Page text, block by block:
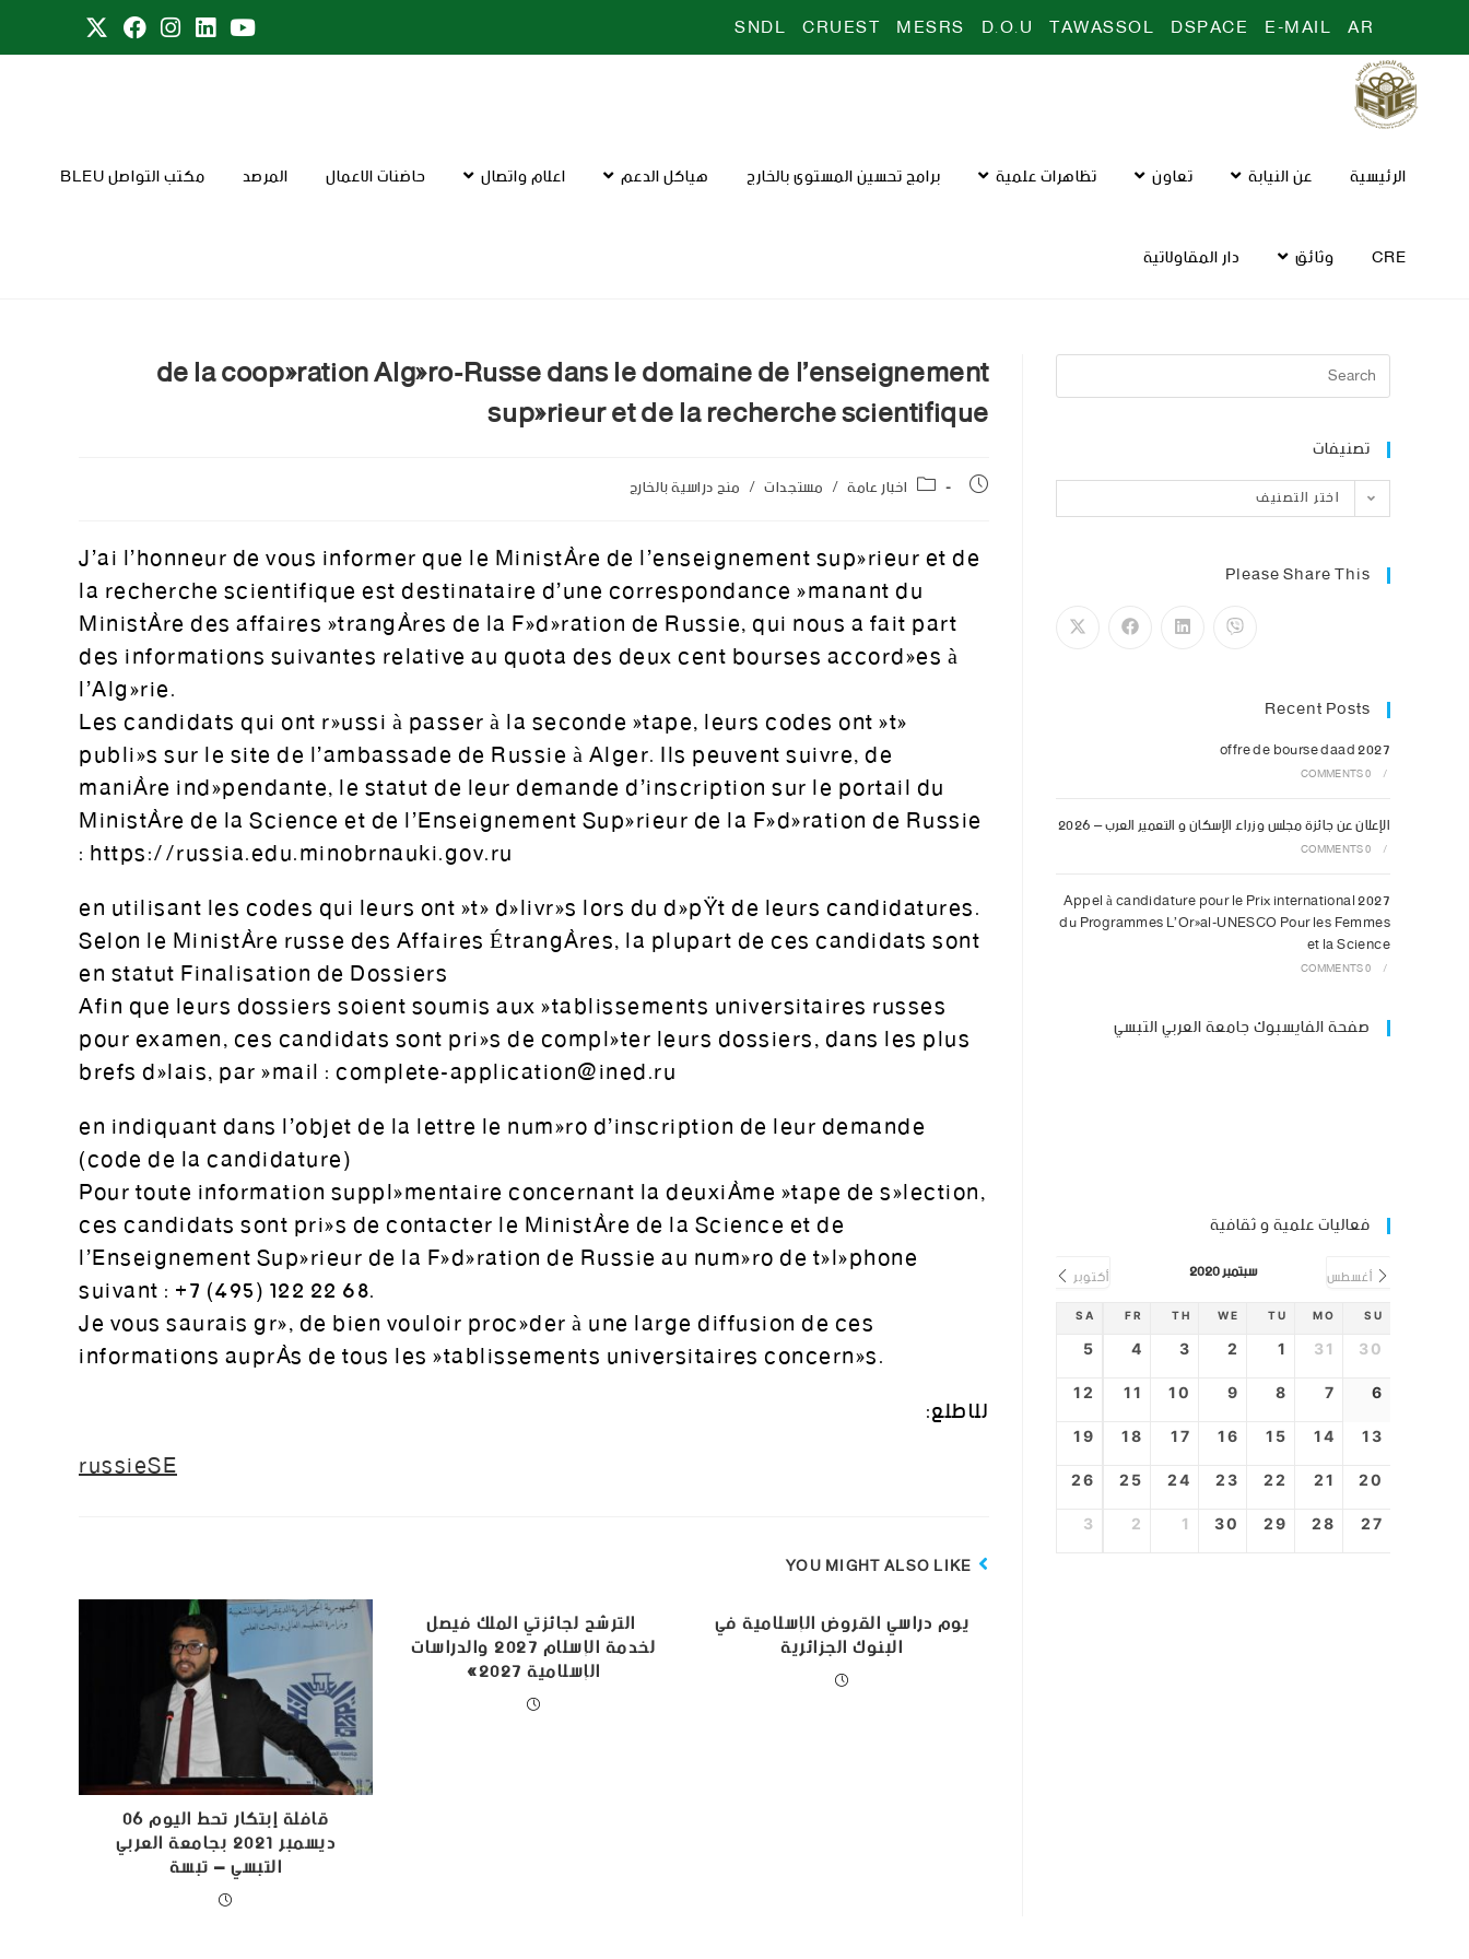
AR
E-MAIL
DSPACE
TAWASSOL
D.O.U
MESRS
CRUEST
SNDL
الرئيسية عن النيابة تعاون تظاهرات علمية برامج تحسين المستوى بالخارج هياكل الدعم اعلام واتصال حاضنات الاعمال المرصد مكتب التواصل BLEU
CRE وثائق دار المقاولاتية
تصنيفات
اختر التصنيف
Please Share This
Recent Posts
offre de bourse daad 2027
/
0 COMMENTS
الإعلان عن جائزة مجلس وزراء الإسكان و التعمير العرب – 2026
/
0 COMMENTS
Appel à candidature pour le Prix international 2027
du Programmes L’Oréal-UNESCO Pour les Femmes
et la Science
/
0 COMMENTS
صفحة الفايسبوك جامعة العربي التبسي
فعاليات علمية و ثقافية
أغسطس سبتمبر 2020 أكتوبر
SU
MO
TU
WE
TH
FR
SA
30
31
1
2
3
4
5
6
7
8
9
10
11
12
13
14
15
16
17
18
19
20
21
22
23
24
25
26
27
28
29
30
1
2
3
de la coopération Algéro-Russe dans le domaine de l’enseignement
supérieur et de la recherche scientifique
اخبار عامة / مستجدات / منح دراسية بالخارج
J’ai l’honneur de vous informer que le Ministère de l’enseignement supérieur et de
la recherche scientifique est destinataire d’une correspondance émanant du
Ministère des affaires étrangères de la Fédération de Russie, qui nous a fait part
des informations suivantes relative au quota des deux cent bourses accordées à
l’Algérie.
Les candidats qui ont réussi à passer à la seconde étape, leurs codes ont été
publiés sur le site de l’ambassade de Russie à Alger. Ils peuvent suivre, de
manière indépendante, le statut de leur demande d’inscription sur le portail du
Ministère de la Science et de l’Enseignement Supérieur de la Fédération de Russie
: https://russia.edu.minobrnauki.gov.ru
en utilisant les codes qui leurs ont été délivrés lors du dépôt de leurs candidatures.
Selon le Ministère russe des Affaires Étrangères, la plupart de ces candidats sont
en statut Finalisation de Dossiers
Afin que leurs dossiers soient soumis aux établissements universitaires russes
pour examen, ces candidats sont priés de compléter leurs dossiers, dans les plus
brefs délais, par émail : complete-application@ined.ru
en indiquant dans l’objet de la lettre le numéro d’inscription de leur demande
(code de la candidature)
Pour toute information supplémentaire concernant la deuxième étape de sélection,
ces candidats sont priés de contacter le Ministère de la Science et de
l’Enseignement Supérieur de la Fédération de Russie au numéro de téléphone
suivant : +7 (495) 122 22 68.
Je vous saurais gré, de bien vouloir procéder à une large diffusion de ces
informations auprès de tous les établissements universitaires concernés.
للاطلع:
russieSE
YOU MIGHT ALSO LIKE
قافلة إبتكار تحط اليوم 06
ديسمبر 2021 بجامعة العربي
التبسي – تبسة
الترشح لجائزتي الملك فيصل
لخدمة الإسلام 2027 والدراسات
الإسلامية 2027‎»
يوم دراسي القروض الإسلامية في
البنوك الجزائرية